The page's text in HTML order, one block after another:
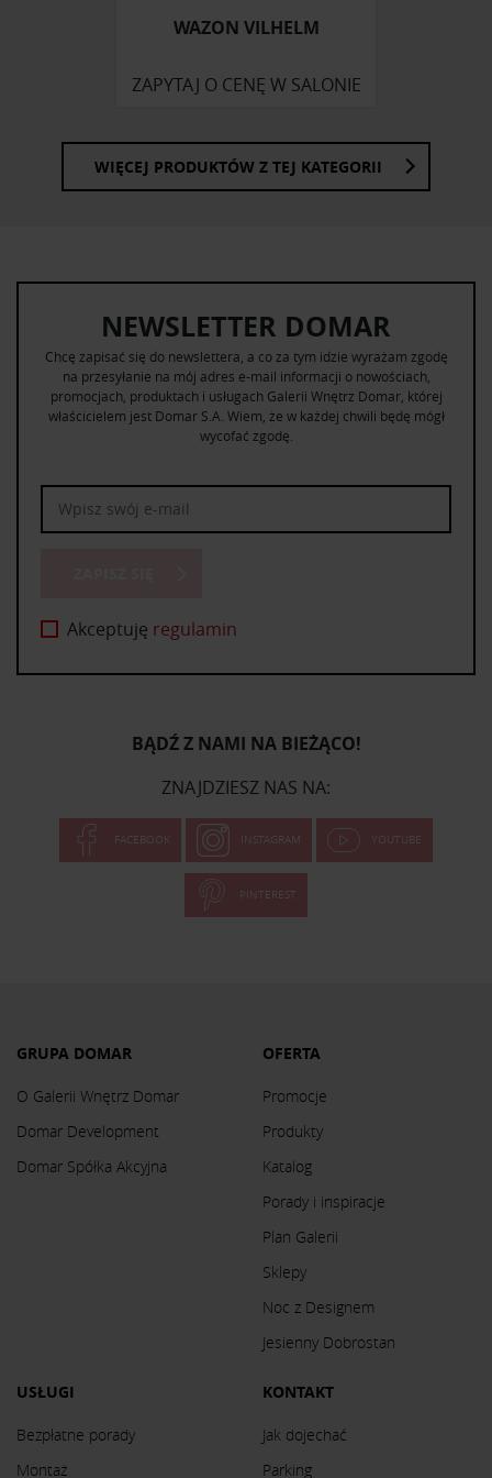
WAZON VILHELM
ZAPYTAJ O CENĘ W SALONIE
WIĘCEJ PRODUKTÓW Z TEJ KATEGORII
NEWSLETTER DOMAR
Chcę zapisać się do newslettera, a co za tym idzie wyrażam zgodę
na przesyłanie na mój adres e-mail informacji o nowościach,
promocjach, produktach i usługach Galerii Wnętrz Domar, której
właścicielem jest Domar S.A. Wiem, że w każdej chwili będę mógł
wycofać zgodę.
Akceptuję regulamin
BĄDŹ Z NAMI NA BIEŻĄCO!
ZNAJDZIESZ NAS NA:
FACEBOOK INSTAGRAM YOUTUBE
PINTEREST
GRUPA DOMAR
O Galerii Wnętrz Domar
Domar Development
Domar Spółka Akcyjna
OFERTA
Promocje
Produkty
Katalog
Porady i inspiracje
Plan Galerii
Sklepy
Noc z Designem
Jesienny Dobrostan
USŁUGI
Bezpłatne porady
Montaż
KONTAKT
Jak dojechać
Parking